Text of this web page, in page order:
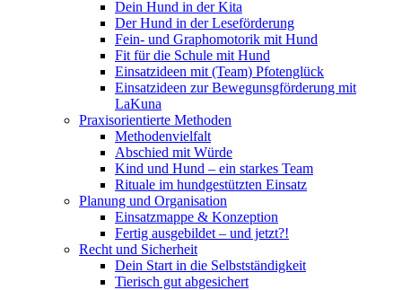
Dein Hund in der Kita
Der Hund in der Leseförderung
Fein- und Graphomotorik mit Hund
Fit für die Schule mit Hund
Einsatzideen mit (Team) Pfotenglück
Einsatzideen zur Bewegunsgförderung mit
LaKuna
Praxisorientierte Methoden
Methodenvielfalt
Abschied mit Würde
Kind und Hund – ein starkes Team
Rituale im hundgestützten Einsatz
Planung und Organisation
Einsatzmappe & Konzeption
Fertig ausgebildet – und jetzt?!
Recht und Sicherheit
Dein Start in die Selbstständigkeit
Tierisch gut abgesichert